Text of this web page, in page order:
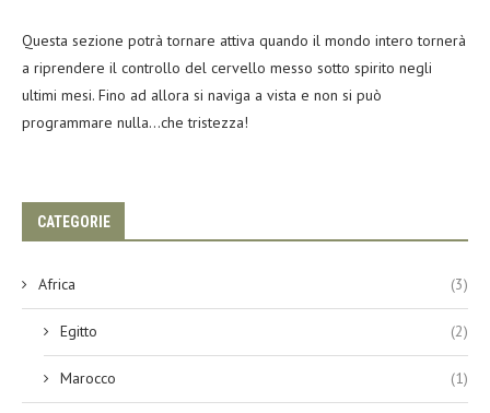
Questa sezione potrà tornare attiva quando il mondo intero tornerà
a riprendere il controllo del cervello messo sotto spirito negli
ultimi mesi. Fino ad allora si naviga a vista e non si può
programmare nulla…che tristezza!
CATEGORIE
Africa (3)
Egitto (2)
Marocco (1)